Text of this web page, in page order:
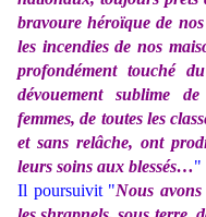
bravoure héroïque de
les incendies de nos
profondément touché
dévouement sublime
femmes, de toutes les
et sans relâche, ont
leurs soins aux blessés…"
Il poursuivit "Nous